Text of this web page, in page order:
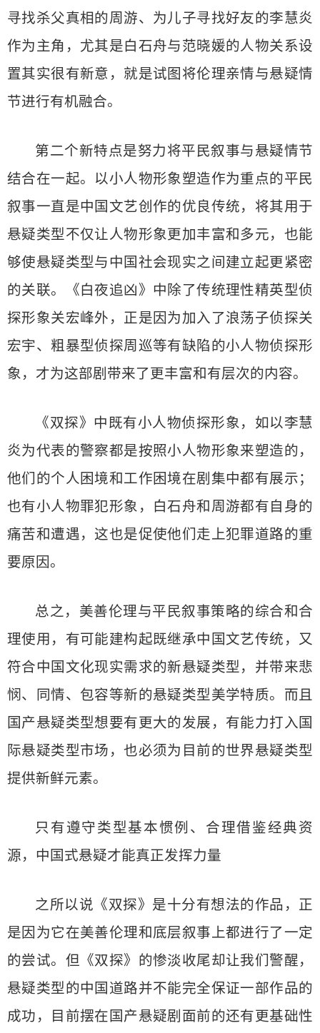
寻找杀父真相的周游、为儿子寻找好友的李慧炎
作为主角，尤其是白石舟与范晓媛的人物关系设
置其实很有新意，就是试图将伦理亲情与悬疑情
节进行有机融合。
第二个新特点是努力将平民叙事与悬疑情节
结合在一起。以小人物形象塑造作为重点的平民
叙事一直是中国文艺创作的优良传统，将其用于
悬疑类型不仅让人物形象更加丰富和多元，也能
够使悬疑类型与中国社会现实之间建立起更紧密
的关联。《白夜追凶》中除了传统理性精英型侦
探形象关宏峰外，正是因为加入了浪荡子侦探关
宏宇、粗暴型侦探周巡等有缺陷的小人物侦探形
象，才为这部剧带来了更丰富和有层次的内容。
《双探》中既有小人物侦探形象，如以李慧
炎为代表的警察都是按照小人物形象来塑造的，
他们的个人困境和工作困境在剧集中都有展示；
也有小人物罪犯形象，白石舟和周游都有自身的
痛苦和遭遇，这也是促使他们走上犯罪道路的重
要原因。
总之，美善伦理与平民叙事策略的综合和合
理使用，有可能建构起既继承中国文艺传统，又
符合中国文化现实需求的新悬疑类型，并带来悲
悯、同情、包容等新的悬疑类型美学特质。而且
国产悬疑类型想要有更大的发展，有能力打入国
际悬疑类型市场，也必须为目前的世界悬疑类型
提供新鲜元素。
只有遵守类型基本惯例、合理借鉴经典资
源，中国式悬疑才能真正发挥力量
之所以说《双探》是十分有想法的作品，正
是因为它在美善伦理和底层叙事上都进行了一定
的尝试。但《双探》的惨淡收尾却让我们警醒，
悬疑类型的中国道路并不能完全保证一部作品的
成功，目前摆在国产悬疑剧面前的还有更基础性